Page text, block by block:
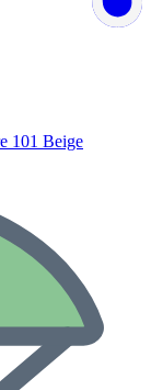
101 Beige